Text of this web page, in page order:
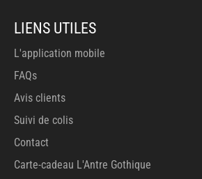
LIENS UTILES
L'application mobile
FAQs
Avis clients
Suivi de colis
Contact
Carte-cadeau L'Antre Gothique